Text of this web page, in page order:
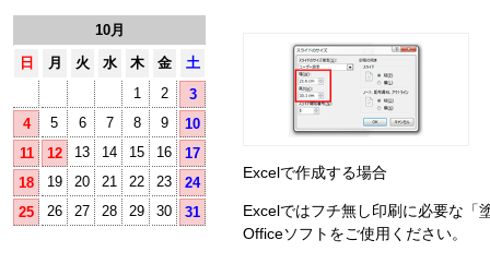
10月
日
月 火 水 木 金
土
1
2
3
4
5 6 7 8 9
10
11
12 13 14 15 16
17
18
19 20 21 22 23
24
25
26 27 28 29 30 31
Excelで作成する場合
Excelではフチ無し印刷に必要な「
Officeソフトをご使用ください。